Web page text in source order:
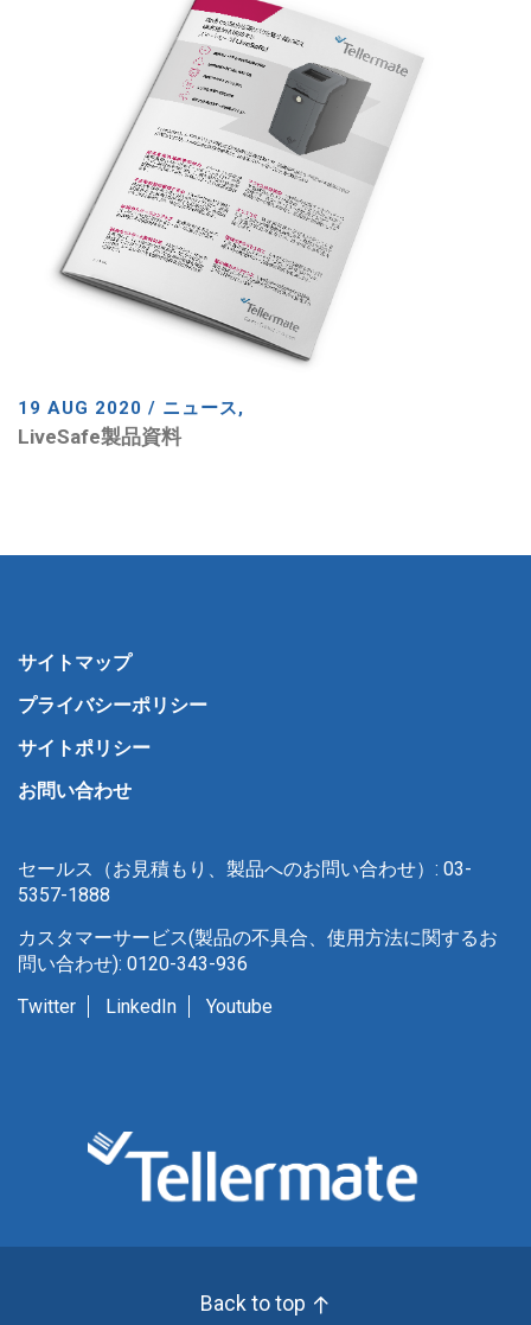
19 AUG 2020 / ニュース,
LiveSafe製品資料
サイトマップ
プライバシーポリシー
サイトポリシー
お問い合わせ
セールス（お見積もり、製品へのお問い合わせ）: 03-
5357-1888
カスタマーサービス(製品の不具合、使用方法に関するお
問い合わせ): 0120-343-936
Twitter
LinkedIn Youtube
Back to top